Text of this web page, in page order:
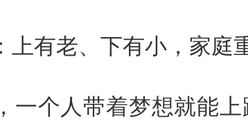
有老、下有小，家庭
个人带着梦想就能上